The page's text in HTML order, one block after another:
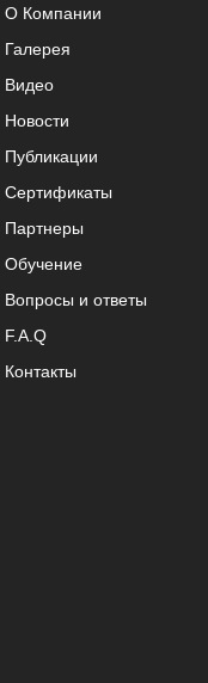
О Компании
Галерея
Видео
Новости
Публикации
Сертификаты
Партнеры
Обучение
Вопросы и ответы
F.A.Q
Контакты